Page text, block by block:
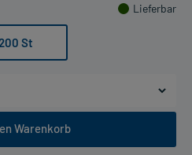
Lieferbar
St
Warenkorb